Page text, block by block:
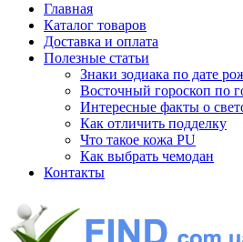
Главная
Каталог товаров
Доставка и оплата
Полезные статьи
Знаки зодиака по дате
Восточный гороскоп по
Интересные факты о
Как отличить подделку
Что такое кожа PU
Как выбрать чемодан
Контакты